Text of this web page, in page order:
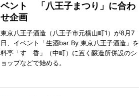
ベント 「八王子まつり」に合わ
せ企画
東京八王子酒造（八王子市元横山町1）が8月7
日、イベント「生酒bar By 東京八王子酒造」を
料亭「すゞ香」（中町）に置く醸造所併設のシ
ョップなどで始める。